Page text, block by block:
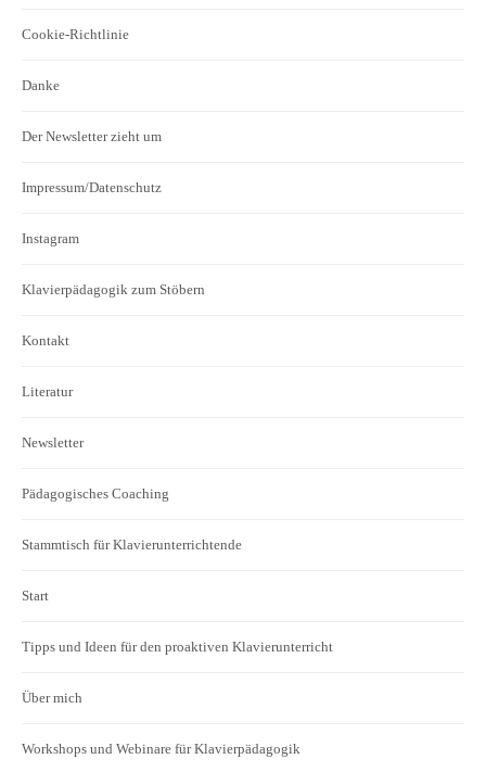
Cookie-Richtlinie
Danke
Der Newsletter zieht um
Impressum/Datenschutz
Instagram
Klavierpädagogik zum Stöbern
Kontakt
Literatur
Newsletter
Pädagogisches Coaching
Stammtisch für Klavierunterrichtende
Start
Tipps und Ideen für den proaktiven Klavierunterricht
Über mich
Workshops und Webinare für Klavierpädagogik